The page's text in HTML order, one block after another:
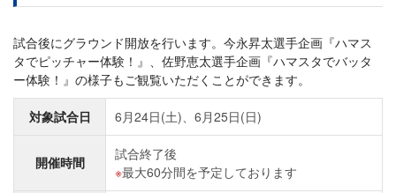
試合後にグラウンド開放を行います。今永昇太選手企画『ハマス
タでピッチャー体験！』、佐野恵太選手企画『ハマスタでバッタ
ー体験！』の様子もご観覧いただくことができます。
対象試合日 6月24日(土)、6月25日(日)
開催時間
試合終了後
最大60分間を予定しております